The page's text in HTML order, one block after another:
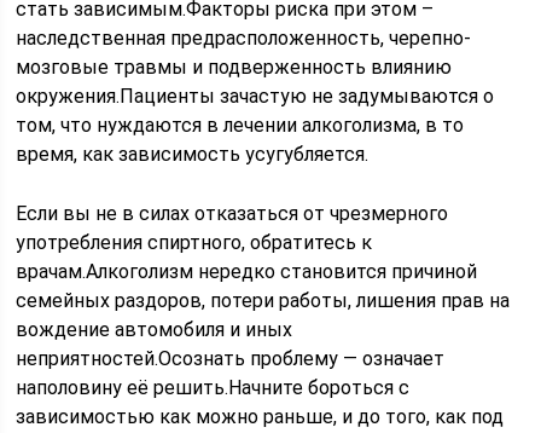
стать зависимым.Факторы риска при этом –
наследственная предрасположенность, черепно-
мозговые травмы и подверженность влиянию
окружения.Пациенты зачастую не задумываются о
том, что нуждаются в лечении алкоголизма, в то
время, как зависимость усугубляется.
Если вы не в силах отказаться от чрезмерного
употребления спиртного, обратитесь к
врачам.Алкоголизм нередко становится причиной
семейных раздоров, потери работы, лишения прав на
вождение автомобиля и иных
неприятностей.Осознать проблему — означает
наполовину её решить.Начните бороться с
зависимостью как можно раньше, и до того, как под